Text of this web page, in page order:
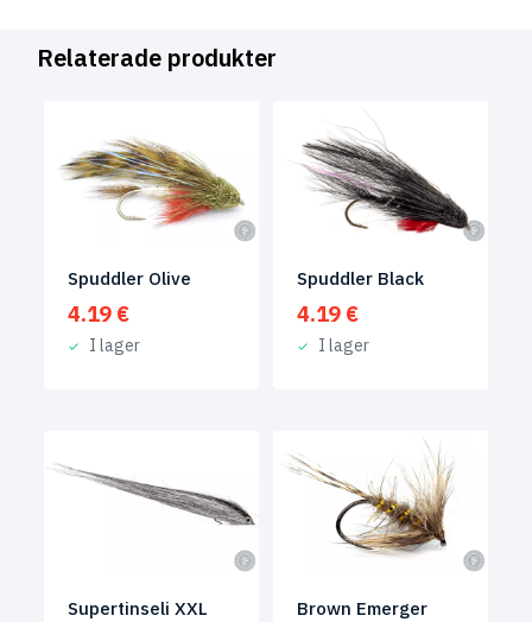
Relaterade produkter
Spuddler Olive
4.19 €
I lager
Spuddler Black
4.19 €
I lager
Supertinseli XXL Brown Emerger